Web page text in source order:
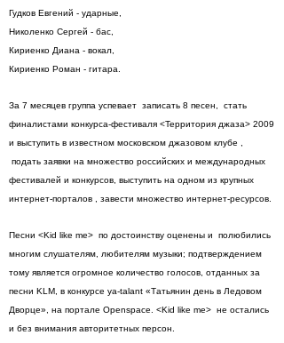
Гудков Евгений - ударные,
Николенко Сергей - бас,
Кириенко Диана - вокал,
Кириенко Роман - гитара.
За 7 месяцев группа успевает записать 8 песен, стать
финалистами конкурса-фестиваля <Территория джаза> 2009
и выступить в известном московском джазовом клубе ,
подать заявки на множество российских и международных
фестивалей и конкурсов, выступить на одном из крупных
интернет-порталов , завести множество интернет-ресурсов.
Песни <Kid like me> по достоинству оценены и полюбились
многим слушателям, любителям музыки; подтверждением
тому является огромное количество голосов, отданных за
песни KLM, в конкурсе ya-talant «Татьянин день в Ледовом
Дворце», на портале Openspace. <Kid like me> не остались
и без внимания авторитетных персон.